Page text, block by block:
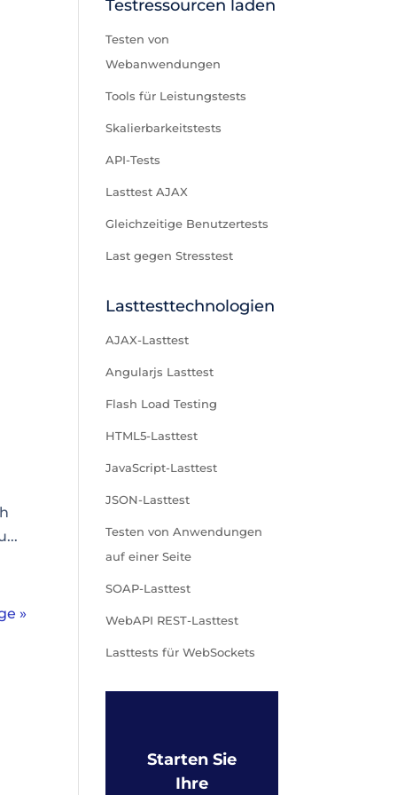
»
Testressourcen laden
Testen von
Webanwendungen
Tools für Leistungstests
Skalierbarkeitstests
API-Tests
Lasttest AJAX
Gleichzeitige Benutzertests
Last gegen Stresstest
Lasttesttechnologien
AJAX-Lasttest
Angularjs Lasttest
Flash Load Testing
HTML5-Lasttest
JavaScript-Lasttest
JSON-Lasttest
Testen von Anwendungen
auf einer Seite
SOAP-Lasttest
WebAPI REST-Lasttest
Lasttests für WebSockets
Starten Sie
Ihre